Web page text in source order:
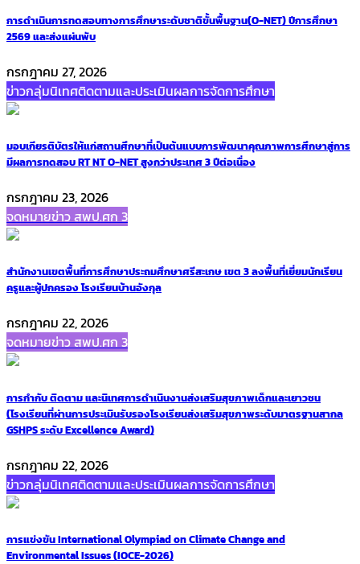
การดำเนินการทดสอบทางการศึกษาระดับชาติขั้นพื้นฐาน(O-NET) ปีการศึกษา
2569 และส่งแผ่นพับ
กรกฎาคม 27, 2026
ข่าวกลุ่มนิเทศติดตามและประเมินผลการจัดการศึกษา
มอบเกียรติบัตรให้แก่สถานศึกษาที่เป็นต้นแบบการพัฒนาคุณภาพการศึกษาสู่การ
มีผลการทดสอบ RT NT O-NET สูงกว่าประเทศ 3 ปีต่อเนื่อง
กรกฎาคม 23, 2026
จดหมายข่าว สพป.ศก 3
สำนักงานเขตพื้นที่การศึกษาประถมศึกษาศรีสะเกษ เขต 3 ลงพื้นที่เยี่ยมนักเรียน
ครูและผู้ปกครอง โรงเรียนบ้านอังกุล
กรกฎาคม 22, 2026
จดหมายข่าว สพป.ศก 3
การกำกับ ติดตาม และนิเทศการดำเนินงานส่งเสริมสุขภาพเด็กและเยาวชน
(โรงเรียนที่ผ่านการประเมินรับรองโรงเรียนส่งเสริมสุขภาพระดับมาตรฐานสากล
GSHPS ระดับ Excellence Award)
กรกฎาคม 22, 2026
ข่าวกลุ่มนิเทศติดตามและประเมินผลการจัดการศึกษา
การแข่งขัน International Olympiad on Climate Change and
Environmental Issues (IOCE-2026)